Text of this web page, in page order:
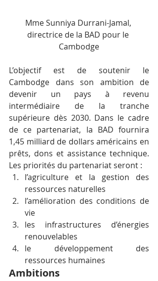
Mme Sunniya Durrani-Jamal,
directrice de la BAD pour le
Cambodge
L’objectif est de soutenir le
Cambodge dans son ambition de
devenir un pays à revenu
intermédiaire de la tranche
supérieure dès 2030. Dans le cadre
de ce partenariat, la BAD fournira
1,45 milliard de dollars américains en
prêts, dons et assistance technique.
Les priorités du partenariat seront :
l’agriculture et la gestion des
ressources naturelles
l’amélioration des conditions de
vie
les infrastructures d’énergies
renouvelables
le développement des
ressources humaines
Ambitions